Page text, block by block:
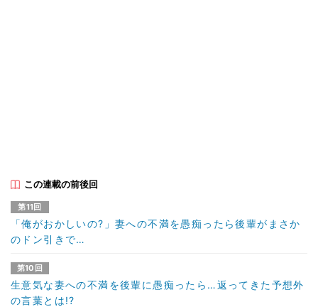
この連載の前後回
第11回
「俺がおかしいの?」妻への不満を愚痴ったら後輩がまさか
のドン引きで…
第10回
生意気な妻への不満を後輩に愚痴ったら…返ってきた予想外
の言葉とは!?